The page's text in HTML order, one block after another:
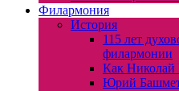
Филармония
История
115 лет
филармонии
Как Николай
Юрий